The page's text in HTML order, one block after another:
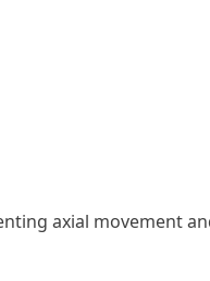
axial movement